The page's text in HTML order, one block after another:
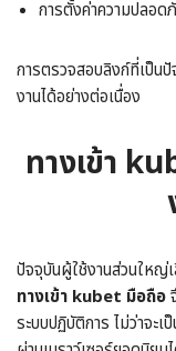
การตั้งค่าความปลอด
การตรวจสอบลิงก์ที่เป็น
งานได้อย่างต่อเนื่อง
ทางเข้า
ปัจจุบันผู้ใช้งานส่วนใหญ่
ทางเข้า kubet มือถือ
ระบบปฏิบัติการ ไม่ว่าจะ